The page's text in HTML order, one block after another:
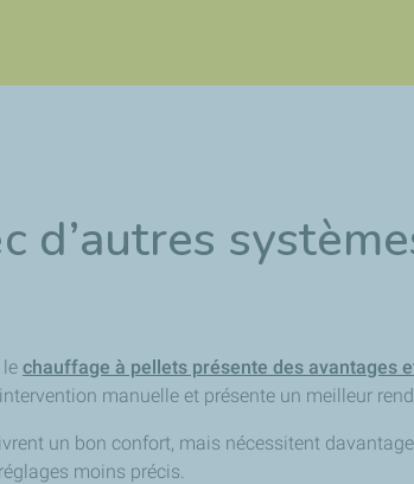
d’autres
chauffage à pellets présente des avantages
manuelle et présente un meilleur
un bon confort, mais nécessitent davantage
moins précis.